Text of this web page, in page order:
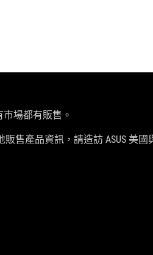
場都有販售。
售產品資訊，請造訪 ASUS 美國